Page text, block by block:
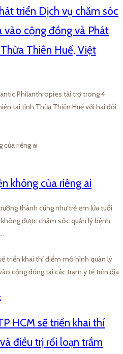
triển Dịch vụ chăm sóc
vào cộng đồng và Phát
Thiên Huế, Việt
Philanthropies tài trợ trong 4
tại tỉnh Thừa Thiên Huế với hai đối
không của riêng ai
thành cũng như trẻ em lứa tuổi
được chăm sóc quản lý bệnh
HCM sẽ triển khai thí
điều trị rối loạn trầm